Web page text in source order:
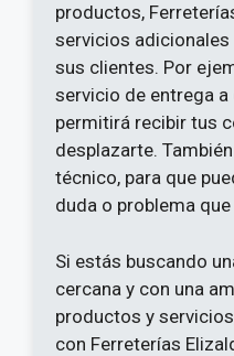
productos,
servicios
sus clientes. Por
servicio de entrega
permitirá recibir tus
desplazarte.
técnico, para que
duda o problema
Si estás buscando
cercana y con una
productos y
con Ferreterías